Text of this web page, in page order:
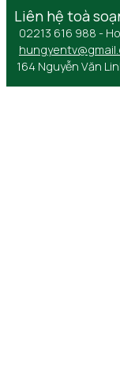
Liên hệ toà
02213 616 988 -
164 Nguyễn Văn